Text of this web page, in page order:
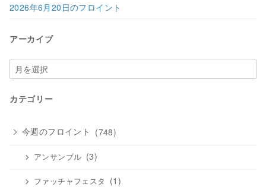
2026年6月20日のフロイント
アーカイブ
ア
ー
イ
カテゴリー
今週のフロイント (748)
アンサンブル (3)
ファッチャフェスタ (1)